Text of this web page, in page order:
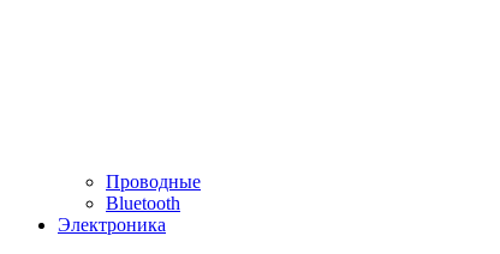
Проводные
Bluetooth
Электроника